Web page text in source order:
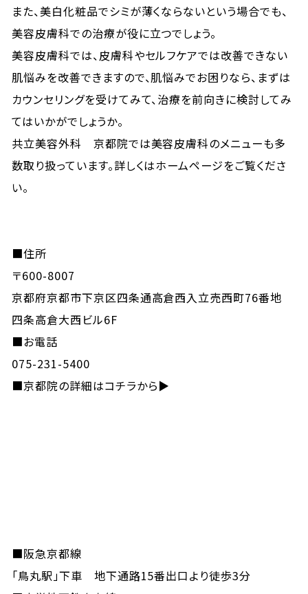
また、美白化粧品でシミが薄くならないという場合でも、
美容皮膚科での治療が役に立つでしょう。
美容皮膚科では、皮膚科やセルフケアでは改善できない
肌悩みを改善できますので、肌悩みでお困りなら、まずは
カウンセリングを受けてみて、治療を前向きに検討してみ
てはいかがでしょうか。
共立美容外科 京都院では美容皮膚科のメニューも多
数取り扱っています。詳しくはホームページをご覧くださ
い。
■住所
〒600-8007
京都府京都市下京区四条通高倉西入立売西町76番地
四条高倉大西ビル6F
■お電話
075-231-5400
■京都院の詳細はコチラから▶
■阪急京都線
「鳥丸駅」下車 地下通路15番出口より徒歩3分